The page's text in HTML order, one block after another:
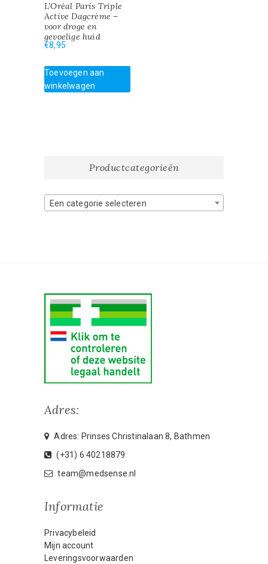
L’Oréal Paris Triple
Active Dagcrème –
voor droge en
gevoelige huid
€8,95
Toevoegen aan
winkelwagen
Productcategorieën
Een categorie selecteren
Adres:
Adres: Prinses Christinalaan 8, Bathmen
(+31) 6 40218879
team@medsense.nl
Informatie
Privacybeleid
Mijn account
Leveringsvoorwaarden